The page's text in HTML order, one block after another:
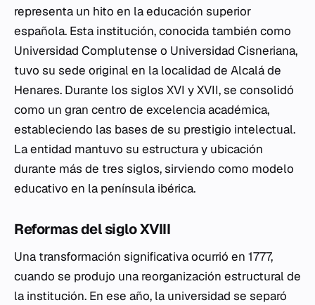
representa un hito en la educación superior
española. Esta institución, conocida también como
Universidad Complutense o Universidad Cisneriana,
tuvo su sede original en la localidad de Alcalá de
Henares. Durante los siglos XVI y XVII, se consolidó
como un gran centro de excelencia académica,
estableciendo las bases de su prestigio intelectual.
La entidad mantuvo su estructura y ubicación
durante más de tres siglos, sirviendo como modelo
educativo en la península ibérica.
Reformas del siglo XVIII
Una transformación significativa ocurrió en 1777,
cuando se produjo una reorganización estructural de
la institución. En ese año, la universidad se separó